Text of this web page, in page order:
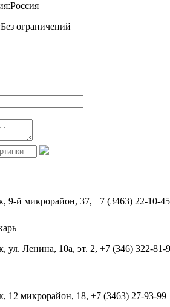
Россия
Без ограничений
9-й микрорайон, 37, +7 (3463) 22-10-45
ул. Ленина, 10а, эт. 2, +7 (346) 322-81-
12 микрорайон, 18, +7 (3463) 27-93-99